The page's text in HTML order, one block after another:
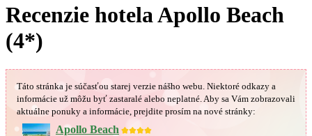
Recenzie hotela Apollo Beach
(4*)
Táto stránka je súčasťou starej verzie nášho webu. Niektoré odkazy a
informácie už môžu byť zastaralé alebo neplatné. Aby sa Vám zobrazovali
aktuálne ponuky a informácie, prejdite prosím na nové stránky:
Apollo Beach ★★★★